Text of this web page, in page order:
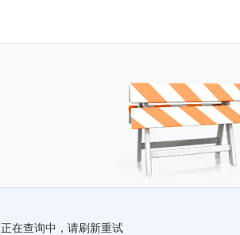
正在查询中，请刷新重试